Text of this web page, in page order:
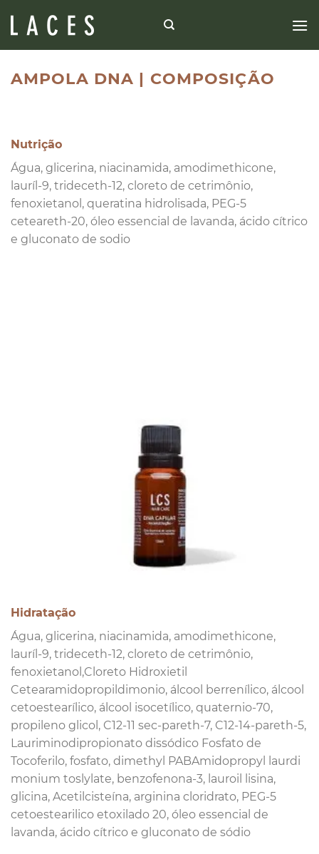
AMPOLA DNA | COMPOSIÇÃO
Nutrição
Água, glicerina, niacinamida, amodimethicone,
lauríl-9, trideceth-12, cloreto de cetrimônio,
fenoxietanol, queratina hidrolisada, PEG-5
ceteareth-20, óleo essencial de lavanda, ácido cítrico
e gluconato de sodio
Hidratação
Água, glicerina, niacinamida, amodimethicone,
lauríl-9, trideceth-12, cloreto de cetrimônio,
fenoxietanol,Cloreto Hidroxietil
Cetearamidopropildimonio, álcool berrenílico, álcool
cetoestearílico, álcool isocetílico, quaternio-70,
propileno glicol, C12-11 sec-pareth-7, C12-14-pareth-5,
Lauriminodipropionato dissódico Fosfato de
Tocoferilo, fosfato, dimethyl PABAmidopropyl laurdi
monium toslylate, benzofenona-3, lauroil lisina,
glicina, Acetilcisteína, arginina cloridrato, PEG-5
cetoestearilico etoxilado 20, óleo essencial de
lavanda, ácido cítrico e gluconato de sódio